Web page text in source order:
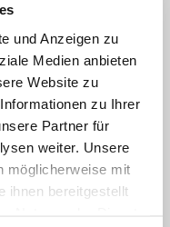
und Anzeigen zu
Medien anbieten
Website zu
zu Ihrer
Partner für
weiter. Unsere
möglicherweise mit
ihnen bereitgestellt
Kirche
Sie
für eine
katholischen